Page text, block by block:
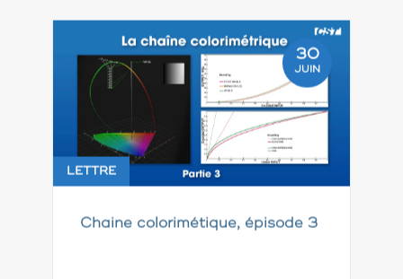
30
JUIN
LETTRE
Chaine colorimétique, épisode 3